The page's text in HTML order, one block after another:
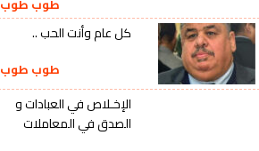
طوب طوب 24
كل عام وأنت الحب ..
طوب طوب 24
الإخـلاص في العبادات و
الصدق في المعاملات